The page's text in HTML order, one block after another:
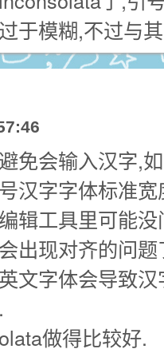
于模糊,不过与
免会输入汉字,
汉字字体标准
辑工具里可能
出现对齐的问题
文字体会导致
做得比较好.